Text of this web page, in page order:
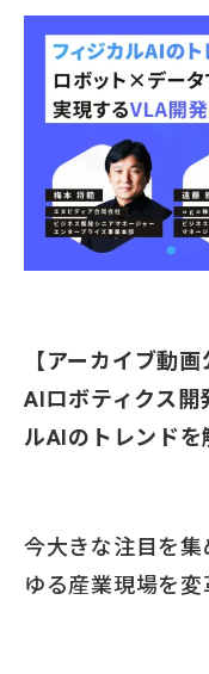
【アーカイブ動画
AIロボティクス開
ルAIのトレンドを
今大きな注目を集
ゆる産業現場を変